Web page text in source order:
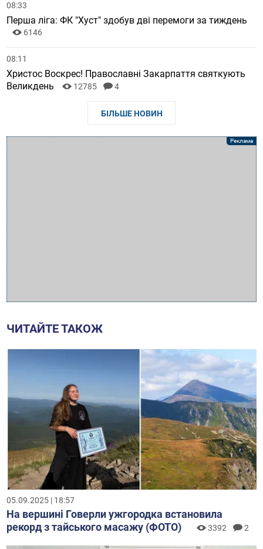
08:33
Перша ліга: ФК "Хуст" здобув дві перемоги за тиждень
6146
08:11
Христос Воскрес! Православні Закарпаття святкують
Великдень
12785 4
БІЛЬШЕ НОВИН
ЧИТАЙТЕ ТАКОЖ
05.09.2025 | 18:57
На вершині Говерли ужгородка встановила
рекорд з тайського масажу (ФОТО)
3392 2